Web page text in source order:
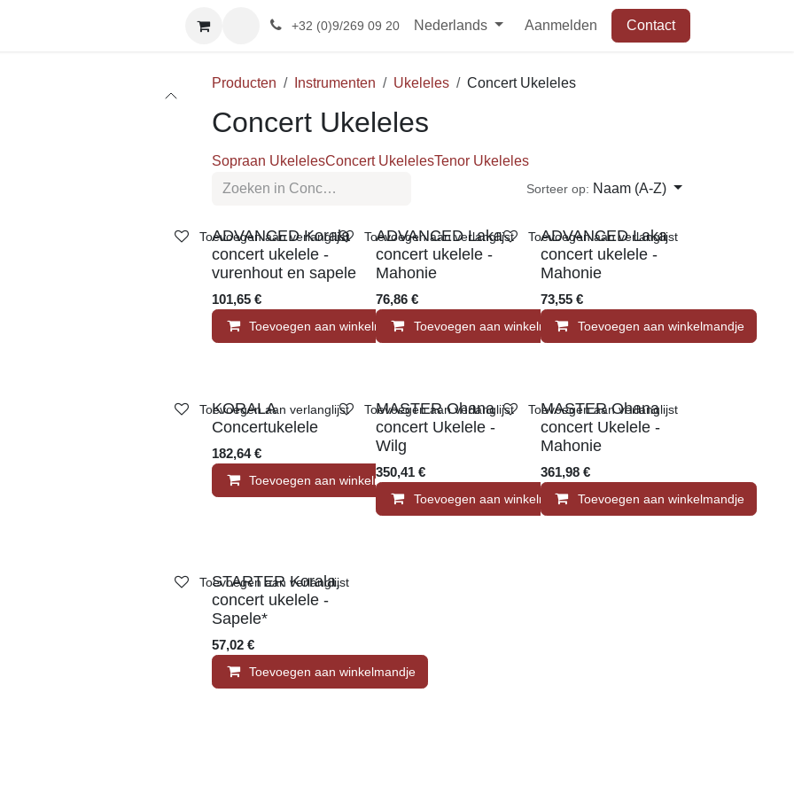
+32 (0)9/269 09 20 Nederlands Aanmelden Contact
Producten Instrumenten Ukeleles Concert Ukeleles
Concert Ukeleles
Sopraan UkelelesConcert UkelelesTenor Ukeleles
Sorteer op: Naam (A-Z)
ADVANCED Korala
concert ukelele -
vurenhout en sapele
101,65 €
Toevoegen aan winkelmandje
Toevoegen aan verlanglijst
ADVANCED Laka
concert ukelele -
Mahonie
76,86€
Toevoegen aan winkelmandje
Toevoegen aan verlanglijst
ADVANCED Laka
concert ukelele -
Mahonie
73,55€
Toevoegen aan winkelmandje
Toevoegen aan verlanglijst
KORALA
Concertukelele
182,64€
Toevoegen aan winkelmandje
Toevoegen aan verlanglijst
MASTER Ohana
concert Ukelele -
Wilg
350,41€
Toevoegen aan winkelmandje
Toevoegen aan verlanglijst
MASTER Ohana
concert Ukelele -
Mahonie
361,98€
Toevoegen aan winkelmandje
Toevoegen aan verlanglijst
STARTER Korala,
concert ukelele -
Sapele*
57,02€
Toevoegen aan winkelmandje
Toevoegen aan verlanglijst